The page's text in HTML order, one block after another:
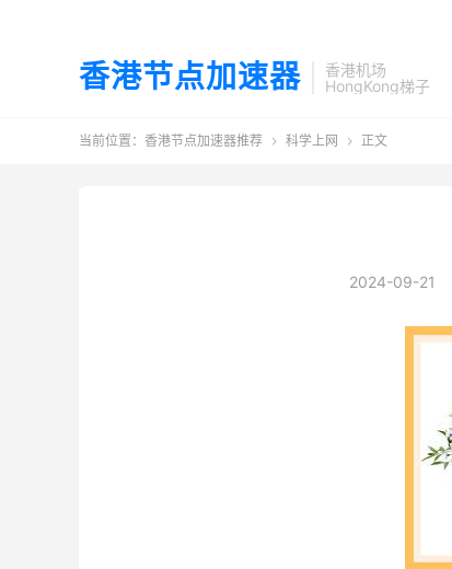
香港节点加速器
香港机场
HongKong梯子
当前位置： 香港节点加速器推荐  科学上网  正文
2024-09-21